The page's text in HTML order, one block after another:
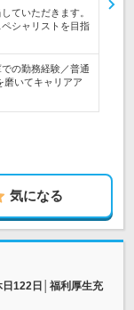
ていただきます。
シャリストを目指
の勤務経験／普通
いてキャリアア
気になる
122日│福利厚生充